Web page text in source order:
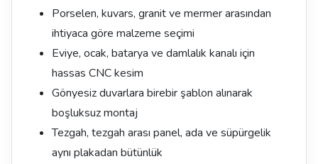
Porselen, kuvars, granit ve mermer arasından
ihtiyaca göre malzeme seçimi
Eviye, ocak, batarya ve damlalık kanalı için
hassas CNC kesim
Gönyesiz duvarlara birebir şablon alınarak
boşluksuz montaj
Tezgah, tezgah arası panel, ada ve süpürgelik
aynı plakadan bütünlük